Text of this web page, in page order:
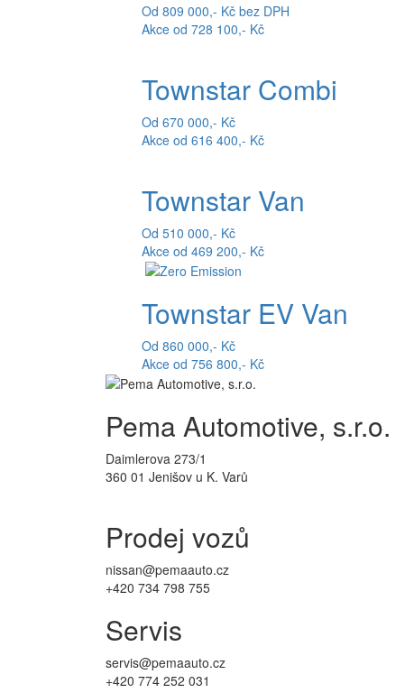
Od 809 000,- Kč bez DPH
Akce od 728 100,- Kč
Townstar Combi
Od 670 000,- Kč
Akce od 616 400,- Kč
Townstar Van
Od 510 000,- Kč
Akce od 469 200,- Kč
Townstar EV Van
Od 860 000,- Kč
Akce od 756 800,- Kč
Pema Automotive, s.r.o.
Daimlerova 273/1
360 01 Jenišov u K. Varů
Prodej vozů
nissan@pemaauto.cz
+420 734 798 755
Servis
servis@pemaauto.cz
+420 774 252 031